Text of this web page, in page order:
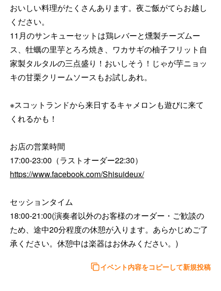
おいしい料理がたくさんあります。夜ご飯がてらお越し
ください。
11月のサンキューセットは鶏レバーと燻製チーズムー
ス、牡蠣の里芋とろろ焼き、ワカサギの柚子フリット自
家製タルタルの三点盛り！おいしそう！じゃが芋ニョッ
キの甘栗クリームソースもお試しあれ。
※スコットランドから来日するキャメロンも遊びに来て
くれるかも！
お店の営業時間
https://www.facebook.com/Shisuideux/
セッションタイム
18:00-21:00(演奏者以外のお客様のオーダー・ご歓談の
ため、途中20分程度の休憩が入ります。あらかじめご了
承ください。休憩中は楽器はお休みください。)
イベント内容をコピーして新規投稿